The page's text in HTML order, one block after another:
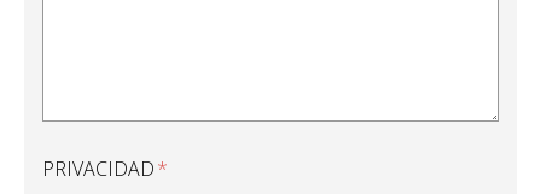
PRIVACIDAD